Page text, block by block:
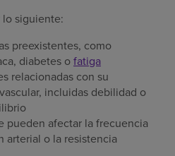
siguiente:
preexistentes, como
diabetes ofatiga
relacionadas con su
incluidas debilidad o
pueden afectar la frecuencia
arterial o la resistencia